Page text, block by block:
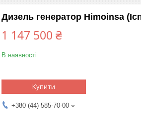
Дизель генератор Himoinsa
1 147 500 ₴
В наявності
Купити
+380 (44) 585-70-00